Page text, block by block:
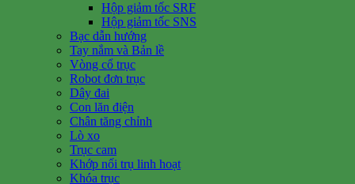
Hộp giảm tốc SRF
Hộp giảm tốc SNS
Bạc dẫn hướng
Tay nắm và Bản lề
Vòng cổ trục
Robot đơn trục
Dây đai
Con lăn điện
Chân tăng chỉnh
Lò xo
Trục cam
Khớp nối trụ linh hoạt
Khóa trục